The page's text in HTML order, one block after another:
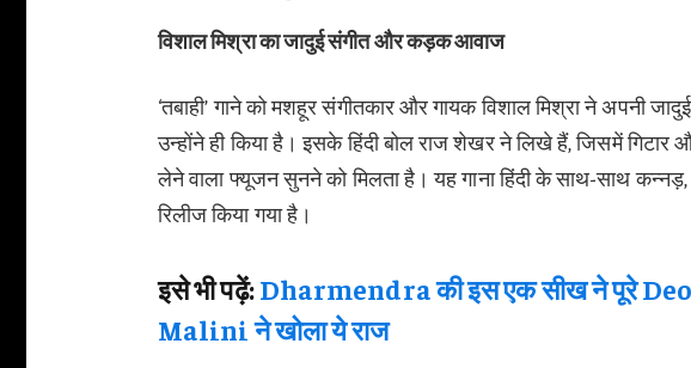
विशाल मिश्रा का जादुई संगीत और कड़क आवाज
‘तबाही’ गाने को मशहूर संगीतकार और गायक विशाल मिश्रा ने अपनी
उन्होंने ही किया है। इसके हिंदी बोल राज शेखर ने लिखे हैं, जिसमें
लेने वाला फ्यूजन सुनने को मिलता है। यह गाना हिंदी के साथ-साथ
रिलीज किया गया है।
इसे भी पढ़ें:Dharmendra की इस एक सीख ने पूरे
Malini ने खोला ये राज